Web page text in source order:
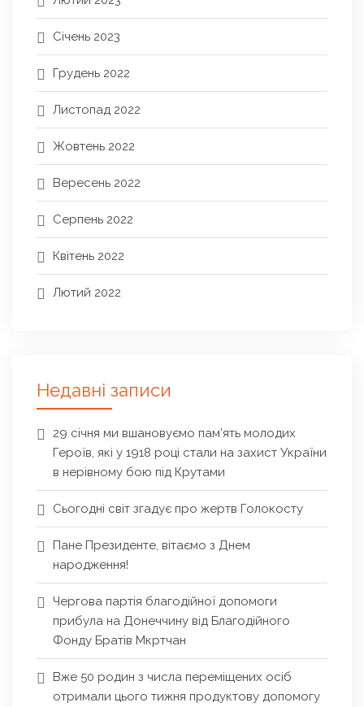
Січень 2023
Грудень 2022
Листопад 2022
Жовтень 2022
Вересень 2022
Серпень 2022
Квітень 2022
Лютий 2022
Недавні записи
29 січня ми вшановуємо пам’ять молодих
Героїв, які у 1918 році стали на захист України
в нерівному бою під Крутами
Сьогодні світ згадує про жертв Голокосту
Пане Президенте, вітаємо з Днем
народження!
Чергова партія благодійної допомоги
прибула на Донеччину від Благодійного
Фонду Братів Мкртчан
Вже 50 родин з числа переміщених осіб
отримали цього тижня продуктову допомогу